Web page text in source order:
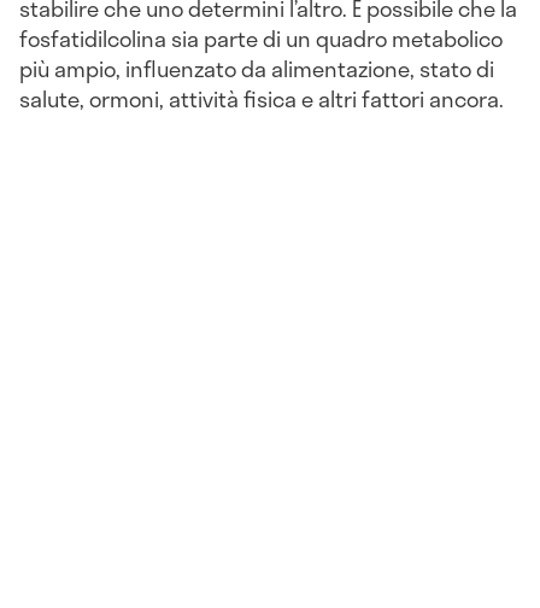
stabilire che uno determini l’altro. È possibile che la
fosfatidilcolina sia parte di un quadro metabolico
più ampio, influenzato da alimentazione, stato di
salute, ormoni, attività fisica e altri fattori ancora.